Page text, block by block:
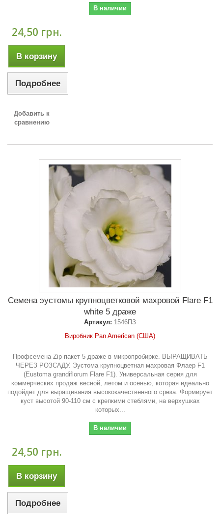
В наличии
24,50 грн.
В корзину
Подробнее
Добавить к
сравнению
Семена эустомы крупноцветковой махровой Flare F1
white 5 драже
Артикул: 1546ПЗ
Виробник Pan American (США)
Профсемена Zip-пакет 5 драже в микропробирке. ВЫРАЩИВАТЬ
ЧЕРЕЗ РОЗСАДУ. Эустома крупноцветная махровая Флаер F1
(Eustoma grandiflorum Flare F1). Универсальная серия для
коммерческих продаж весной, летом и осенью, которая идеально
подойдет для выращивания высококачественного среза. Формирует
куст высотой 90-110 см с крепкими стеблями, на верхушках
которых...
В наличии
24,50 грн.
В корзину
Подробнее